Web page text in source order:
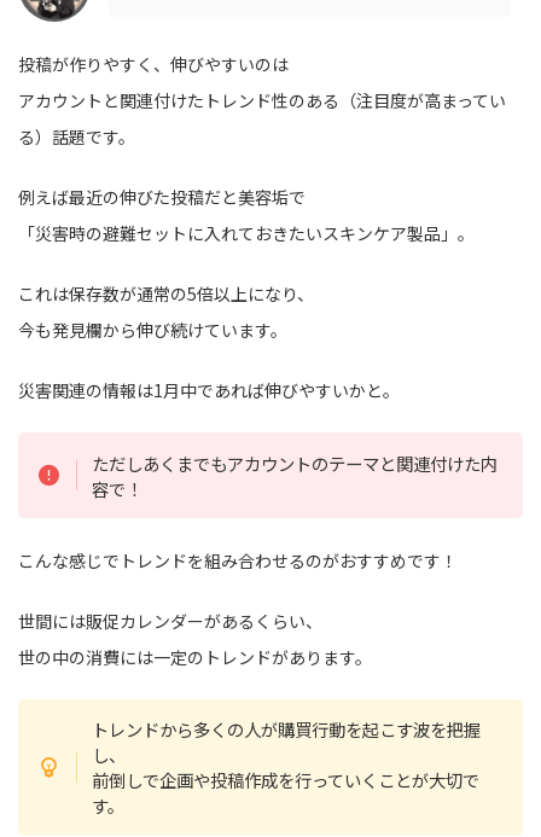
投稿が作りやすく、伸びやすいのは
アカウントと関連付けたトレンド性のある（注目度が高まってい
る）話題です。
例えば最近の伸びた投稿だと美容垢で
「災害時の避難セットに入れておきたいスキンケア製品」。
これは保存数が通常の5倍以上になり、
今も発見欄から伸び続けています。
災害関連の情報は1月中であれば伸びやすいかと。
ただしあくまでもアカウントのテーマと関連付けた内
容で！
こんな感じでトレンドを組み合わせるのがおすすめです！
世間には販促カレンダーがあるくらい、
世の中の消費には一定のトレンドがあります。
トレンドから多くの人が購買行動を起こす波を把握
し、
前倒しで企画や投稿作成を行っていくことが大切で
す。